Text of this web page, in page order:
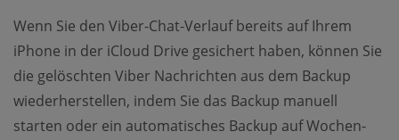
Wenn Sie den Viber-Chat-Verlauf bereits auf Ihrem
iPhone in der iCloud Drive gesichert haben, können Sie
die gelöschten Viber Nachrichten aus dem Backup
wiederherstellen, indem Sie das Backup manuell
starten oder ein automatisches Backup auf Wochen-